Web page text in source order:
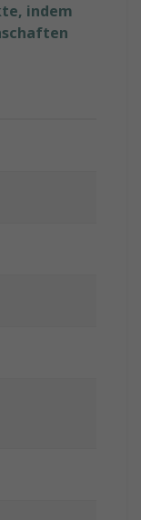
indem